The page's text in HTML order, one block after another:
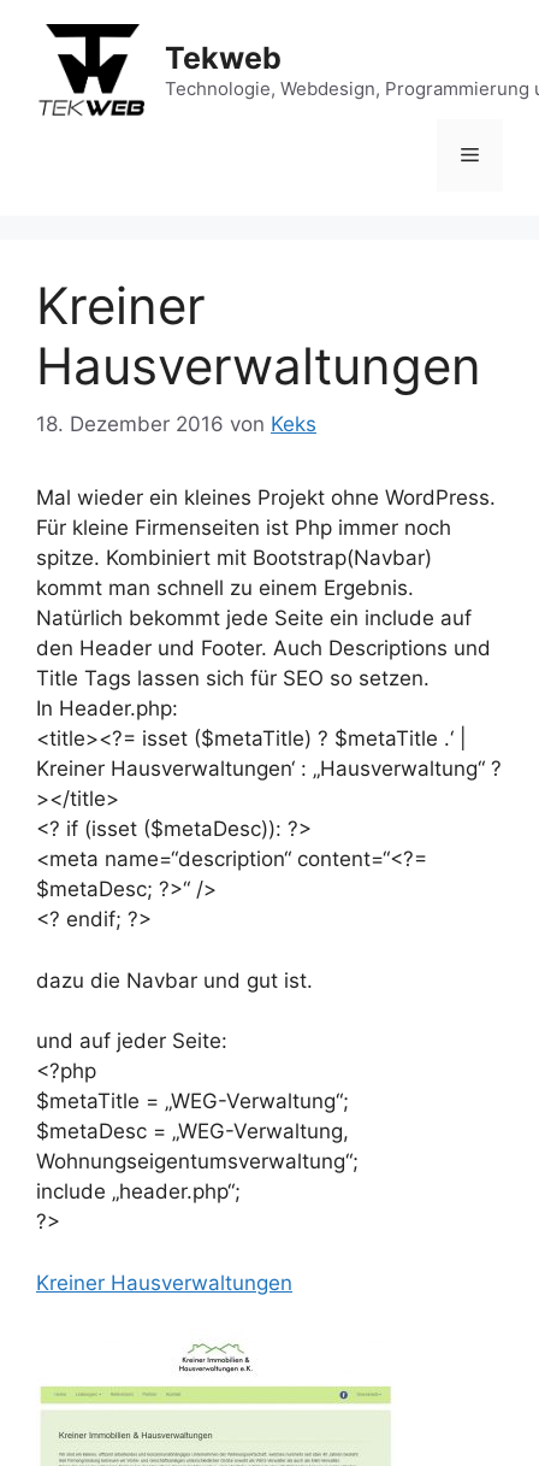
springen
Tekweb
Technologie, Webdesign, Programmierung
Menü
Kreiner
Hausverwaltungen
18. Dezember 2016 von Keks
Mal wieder ein kleines Projekt ohne WordPress.
Für kleine Firmenseiten ist Php immer noch
spitze. Kombiniert mit Bootstrap(Navbar)
kommt man schnell zu einem Ergebnis.
Natürlich bekommt jede Seite ein include auf
den Header und Footer. Auch Descriptions und
Title Tags lassen sich für SEO so setzen.
In Header.php:
<title><?= isset ($metaTitle) ? $metaTitle .‘ |
Kreiner Hausverwaltungen‘ : „Hausverwaltung“ ?
></title>
<? if (isset ($metaDesc)): ?>
<meta name=“description“ content=“<?=
$metaDesc; ?>“ />
<? endif; ?>
dazu die Navbar und gut ist.
und auf jeder Seite:
<?php
$metaTitle = „WEG-Verwaltung“;
$metaDesc = „WEG-Verwaltung,
Wohnungseigentumsverwaltung“;
include „header.php“;
?>
Kreiner Hausverwaltungen